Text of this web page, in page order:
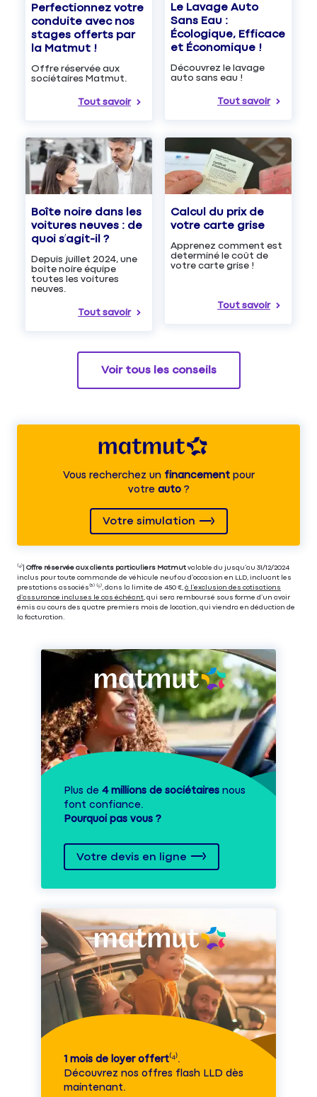
Perfectionnez votre
conduite avec nos
stages offerts par
la Matmut !
Offre réservée aux
sociétaires Matmut.
Tout savoir
Le Lavage Auto
Sans Eau :
Écologique, Efficace
et Économique !
Découvrez le lavage
auto sans eau !
Tout savoir
Boîte noire dans les
voitures neuves : de
quoi s’agit-il ?
Depuis juillet 2024, une
boîte noire équipe
toutes les voitures
neuves.
Tout savoir
Calcul du prix de
votre carte grise
Apprenez comment est
determiné le coût de
votre carte grise !
Tout savoir
Voir tous les conseils
Vous recherchez unfinancementpour
votre auto?
Votre simulation
⁽⁴⁾| Offre réservée aux clients particuliers Matmut valable du jusqu’au 31/12/2024
inclus pour toute commande de véhicule neuf ou d’occasion en LLD, incluant les
prestations associés⁽³⁾ ⁽⁵⁾, dans la limite de 450 €, à l’exclusion des cotisations
d’assurance incluses le cas échéant, qui sera remboursé sous forme d’un avoir
émis au cours des quatre premiers mois de location, qui viendra en déduction de
la facturation.
Plus de 4 millions de sociétaires nous
font confiance.
Pourquoi pas vous ?
Votre devis en ligne
1 mois de loyer offert⁽⁴⁾.
Découvrez nos offres flash LLD dès
maintenant.